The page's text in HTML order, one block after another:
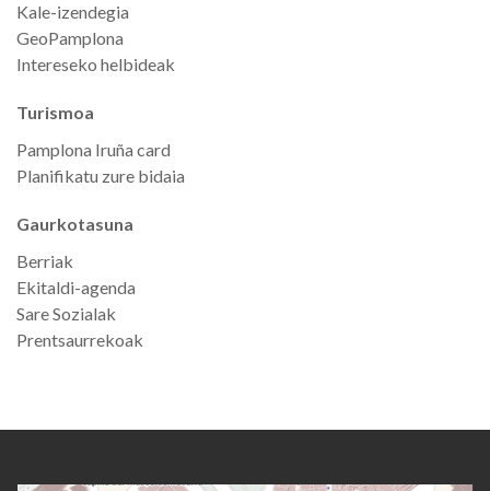
Kale-izendegia
GeoPamplona
Intereseko helbideak
Turismoa
Pamplona Iruña card
Planifikatu zure bidaia
Gaurkotasuna
Berriak
Ekitaldi-agenda
Sare Sozialak
Prentsaurrekoak